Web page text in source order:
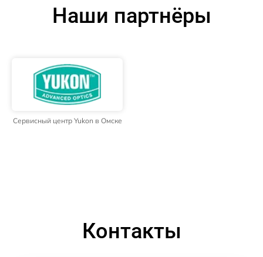
Наши партнёры
Сервисный центр Yukon в Омске
Контакты